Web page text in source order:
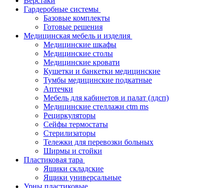
Гардеробные системы
Базовые комплекты
Готовые решения
Медицинская мебель и изделия
Медицинские шкафы
Медицинские столы
Медицинские кровати
Кушетки и банкетки медицинские
Тумбы медицинские подкатные
Аптечки
Мебель для кабинетов и палат (лдсп)
Медицинские стеллажи ctm ms
Рециркуляторы
Сейфы термостаты
Стерилизаторы
Тележки для перевозки больных
Ширмы и стойки
Пластиковая тара
Ящики складские
Ящики универсальные
Урны пластиковые